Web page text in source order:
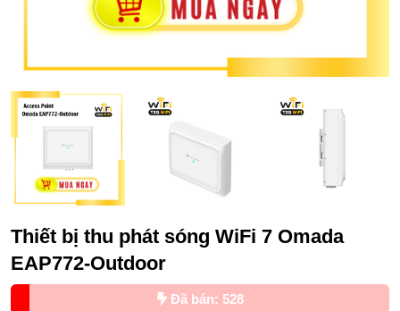
Thiết bị thu phát sóng WiFi 7 Omada
EAP772-Outdoor
Đã bán: 528